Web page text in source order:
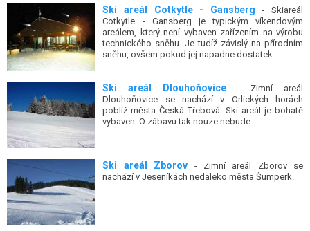
Ski areál Cotkytle - Gansberg - Skiareál
Cotkytle - Gansberg je typickým víkendovým
areálem, který není vybaven zařízením na výrobu
technického sněhu. Je tudíž závislý na přírodním
sněhu, ovšem pokud jej napadne dostatek...
Ski areál Dlouhoňovice- Zimní areál
Dlouhoňovice se nachází v Orlických horách
poblíž města Česká Třebová. Ski areál je bohatě
vybaven. O zábavu tak nouze nebude.
Ski areál Zborov - Zimní areál Zborov se
nachází v Jeseníkách nedaleko města Šumperk.